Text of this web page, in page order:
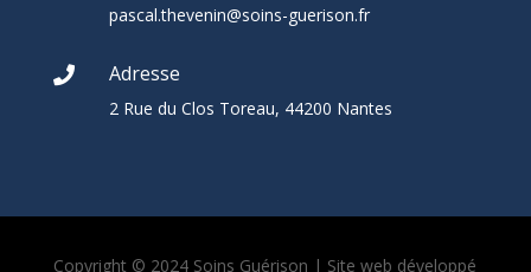
pascal.thevenin@soins-guerison.fr
 Adresse
2 Rue du Clos Toreau, 44200 Nantes
Copyright © 2024 Soins Guérison | Site web développé